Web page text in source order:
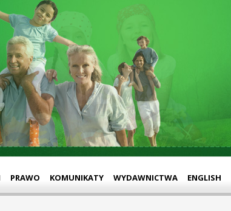
PRAWO KOMUNIKATY WYDAWNICTWA ENGLISH